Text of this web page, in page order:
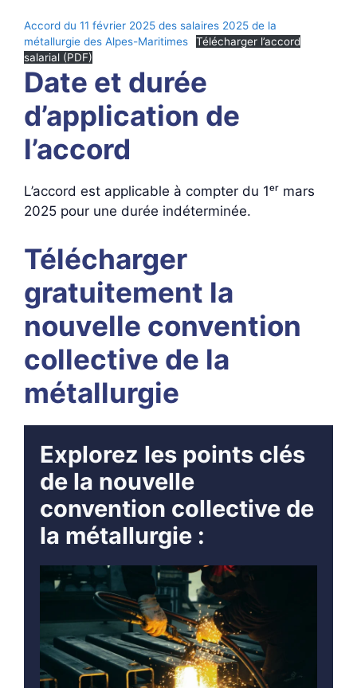
Accord du 11 février 2025 des salaires 2025 de la
métallurgie des Alpes-Maritimes
Télécharger l’accord
salarial (PDF)
Date et durée
d’application de
l’accord
L’accord est applicable à compter du 1ᵉʳ mars
2025 pour une durée indéterminée.
Télécharger
gratuitement la
nouvelle convention
collective de la
métallurgie
Explorez les points clés
de la nouvelle
convention collective de
la métallurgie :